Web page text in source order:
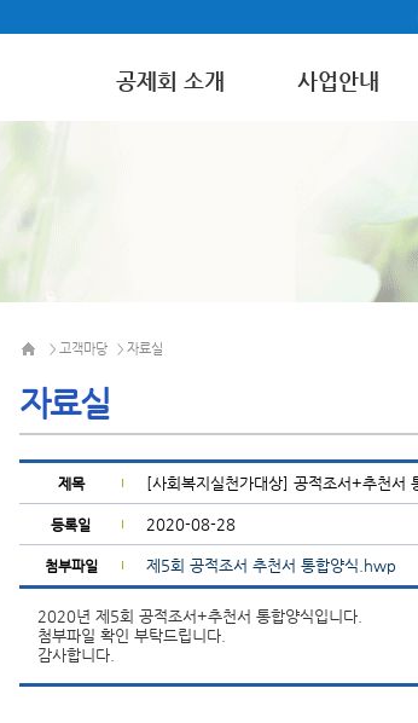
공제회 소개 사업안내
> 고객마당 > 자료실
자료실
제목 [사회복지실천가대상] 공적조서+추천서
등록일 2020-08-28
첨부파일 제5회 공적조서 추천서 통합양식.hwp
2020년 제5회 공적조서+추천서 통합양식입니다.
첨부파일 확인 부탁드립니다.
감사합니다.